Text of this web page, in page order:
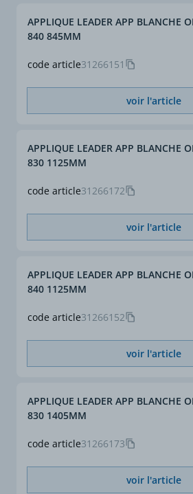
code article31266151
APPLIQUE LEADER APP BLANCHE
840 845MM
voir l'article
code article31266172
APPLIQUE LEADER APP BLANCHE
830 1125MM
voir l'article
code article31266152
APPLIQUE LEADER APP BLANCHE
840 1125MM
voir l'article
code article31266173
APPLIQUE LEADER APP BLANCHE
830 1405MM
voir l'article